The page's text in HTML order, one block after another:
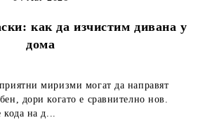
как да изчистим дивана у
дома
миризми могат да направят
дори когато е сравнително нов.
кода на д...